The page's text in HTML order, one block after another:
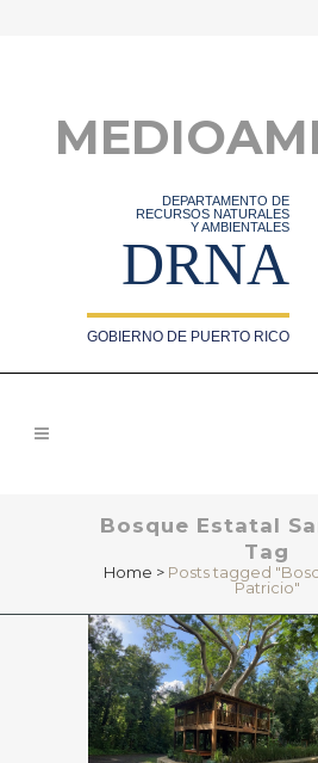
DEPARTAMENTO DE
RECURSOS NATURALES
Y AMBIENTALES
DRNA
GOBIERNO DE PUERTO RICO
Bosque Estatal
Tag
Home > Posts tagged
Patricio"